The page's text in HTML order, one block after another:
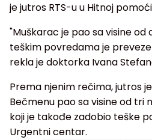
je jutros RTS-u u Hitnoj
"Muškarac je pao sa visine
teškim povredama je
rekla je doktorka Ivana
Prema njenim rečima, jutros
Bečmenu pao sa visine od tri
koji je takođe zadobio teške
Urgentni centar.